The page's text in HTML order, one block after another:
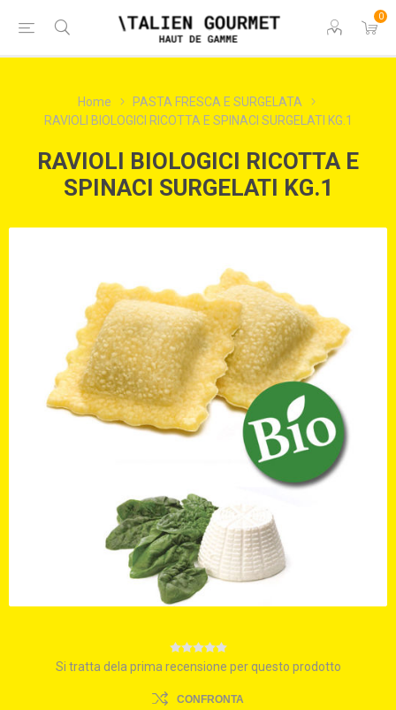
0
Home
PASTA FRESCA E SURGELATA
RAVIOLI BIOLOGICI RICOTTA E SPINACI SURGELATI KG.1
RAVIOLI BIOLOGICI RICOTTA E
SPINACI SURGELATI KG.1
Si tratta dela prima recensione per questo prodotto
CONFRONTA